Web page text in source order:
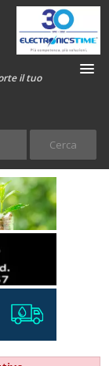
il tuo